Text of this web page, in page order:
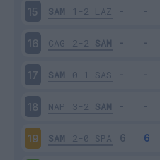
15 SAM 1-2 LAZ
16 CAG 2-2 SAM
17 SAM 0-1 SAS
18 NAP 3-2 SAM
19 SAM 2-0 SPA